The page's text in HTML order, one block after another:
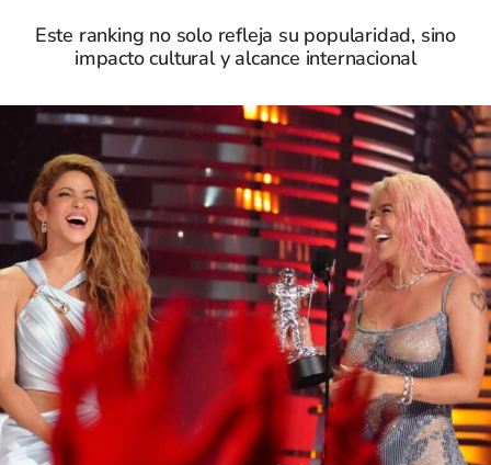
Este ranking no solo refleja su popularidad, sino
impacto cultural y alcance internacional